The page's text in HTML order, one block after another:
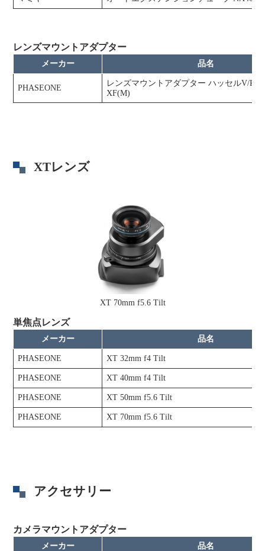
レンズマウントアダプター
メーカー 品名
PHASEONE
レンズマウントアダプター ハッセルV/
XF(M)
XTレンズ
XT 70mm f5.6 Tilt
単焦点レンズ
メーカー 品名
PHASEONE XT 32mm f4 Tilt
PHASEONE XT 40mm f4 Tilt
PHASEONE XT 50mm f5.6 Tilt
PHASEONE XT 70mm f5.6 Tilt
アクセサリー
カメラマウントアダプター
メーカー 品名